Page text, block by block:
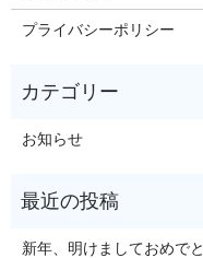
プライバシーポリシー
お知らせ
新年、明けましておめで